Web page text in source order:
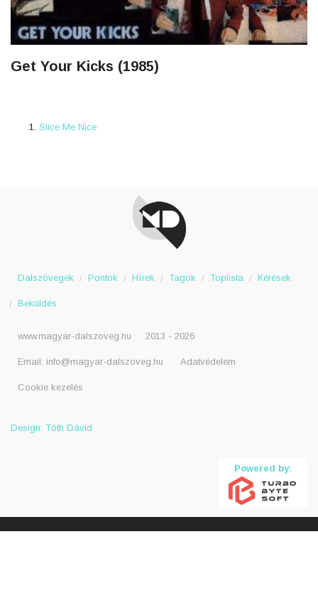
Get Your Kicks (1985)
Slice Me Nice
Dalszövegek Pontok Hírek Tagok Toplista Kérések
Beküldés
www.magyar-dalszoveg.hu 2013 - 2026
Email: info@magyar-dalszoveg.hu Adatvédelem
Cookie kezelés
Design: Tóth Dávid
Powered by: